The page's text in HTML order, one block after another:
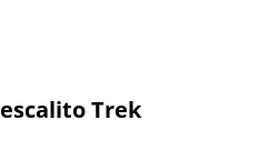
Trek